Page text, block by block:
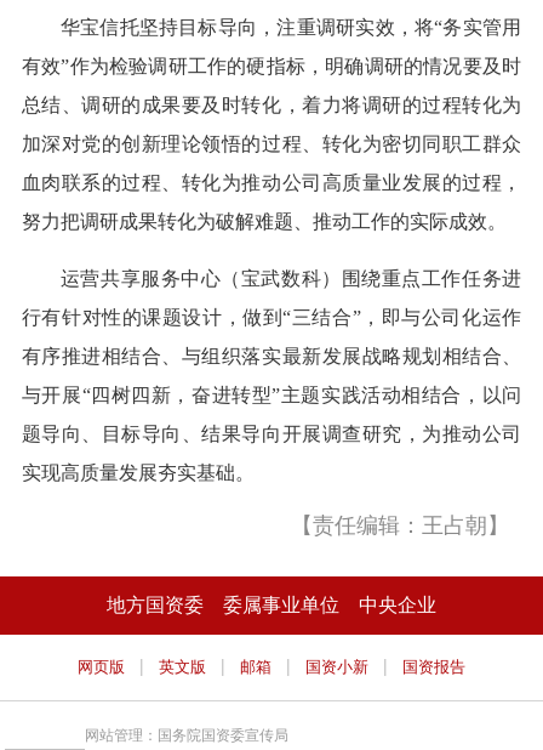
华宝信托坚持目标导向，注重调研实效，将“务实管用
有效”作为检验调研工作的硬指标，明确调研的情况要及时
总结、调研的成果要及时转化，着力将调研的过程转化为
加深对党的创新理论领悟的过程、转化为密切同职工群众
血肉联系的过程、转化为推动公司高质量业发展的过程，
努力把调研成果转化为破解难题、推动工作的实际成效。
运营共享服务中心（宝武数科）围绕重点工作任务进
行有针对性的课题设计，做到“三结合”，即与公司化运作
有序推进相结合、与组织落实最新发展战略规划相结合、
与开展“四树四新，奋进转型”主题实践活动相结合，以问
题导向、目标导向、结果导向开展调查研究，为推动公司
实现高质量发展夯实基础。
【责任编辑：王占朝】
地方国资委 委属事业单位 中央企业
网页版 | 英文版 | 邮箱 | 国资小新 | 国资报告
网站管理：国务院国资委宣传局